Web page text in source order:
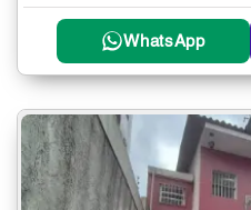
WhatsApp